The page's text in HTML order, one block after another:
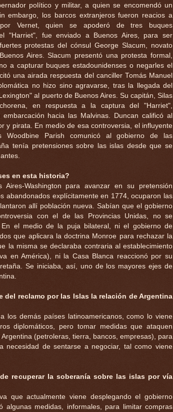
político y militar, a quien se encomendó un
embargo, los barcos extranjeros fueron reacios a
Vernet, quien se apoderó de tres buques
"Harriet", fue enviado a Buenos Aires, para ser
protestas del cónsul George Slacum, novato
Aires. Slacum presentó una protesta formal,
a capturar buques estadounidenses o negarles el
una airada respuesta del canciller Tomás Manuel
no hizo sino agravarse, tras la llegada del
al puerto de Buenos Aires. Su capitán, Silas
en respuesta a la captura del "Harriet",
hacia las Malvinas. Duncan calificó al
y pirata. En medio de esa controversia, el influyente
Woodbine Parish comunicó al gobierno de las
tenía pretensiones sobre las islas desde que se
en esta historia?
Aires-Washington para avanzar en su pretensión
abandonados explícitamente en 1774, ocuparon las
allí población nueva. Sabían que el gobierno
con el de las Provincias Unidas, no se
el medio de la puja bilateral, ni el gobierno de
que aplicara la doctrina Monroe para rechazar la
la misma se declaraba contraria al establecimiento
en América), ni la Casa Blanca reaccionó por su
Se iniciaba, así, uno de los mayores ejes de
del reclamo por las Islas la relación de Argentina
los demás países latinoamericanos, como lo viene
diplomáticos, pero tomar medidas que ataquen
(petroleras, tierra, bancos, empresas), para
necesidad de sentarse a negociar, tal como viene
recuperar la soberanía sobre las islas por vía
que actualmente viene desplegando el gobierno
algunas medidas, informales, para limitar compras